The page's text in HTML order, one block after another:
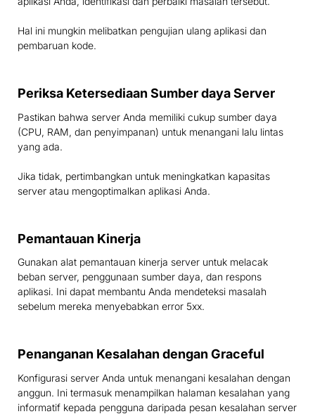
Hal ini mungkin melibatkan pengujian ulang aplikasi dan
pembaruan kode.
Periksa Ketersediaan Sumber daya Server
Pastikan bahwa server Anda memiliki cukup sumber daya
(CPU, RAM, dan penyimpanan) untuk menangani lalu lintas
yang ada.
Jika tidak, pertimbangkan untuk meningkatkan kapasitas
server atau mengoptimalkan aplikasi Anda.
Pemantauan Kinerja
Gunakan alat pemantauan kinerja server untuk melacak
beban server, penggunaan sumber daya, dan respons
aplikasi. Ini dapat membantu Anda mendeteksi masalah
sebelum mereka menyebabkan error 5xx.
Penanganan Kesalahan dengan Graceful
Konfigurasi server Anda untuk menangani kesalahan dengan
anggun. Ini termasuk menampilkan halaman kesalahan yang
informatif kepada pengguna daripada pesan kesalahan server